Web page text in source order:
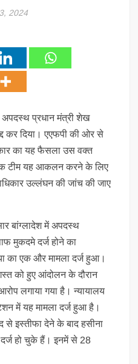
2024
अपदस्थ प्रधान मंत्री शेख
कर दिया। एएफपी की ओर से
का यह फैसला उस वक्त
टीम यह आकलन करने के लिए
उल्लंघन की जांच की जाए
बांग्लादेश में अपदस्थ
मुकदमे दर्ज होने का
का एक और मामला दर्ज हुआ।
को हुए आंदोलन के दौरान
लगाया गया है। न्यायालय
में यह मामला दर्ज हुआ है।
से इस्तीफा देने के बाद हसीना
हो चुके हैं। इनमें से 28